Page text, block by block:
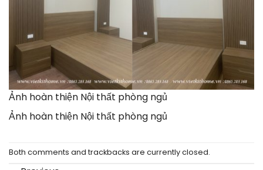
Ảnh hoàn thiện Nội thất phòng ngủ
Ảnh hoàn thiện Nội thất phòng ngủ
Both comments and trackbacks are currently closed.